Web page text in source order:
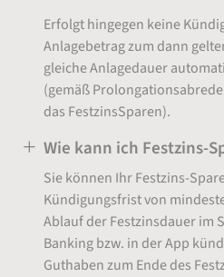
Erfolgt hingegen keine
Anlagebetrag zum dann
gleiche Anlagedauer
(gemäß
das FestzinsSparen).
Wie kann ich Festzins-
Sie können Ihr Festzins-
Kündigungsfrist von
Ablauf der Festzinsdauer im
Banking bzw. in der App
Guthaben zum Ende des